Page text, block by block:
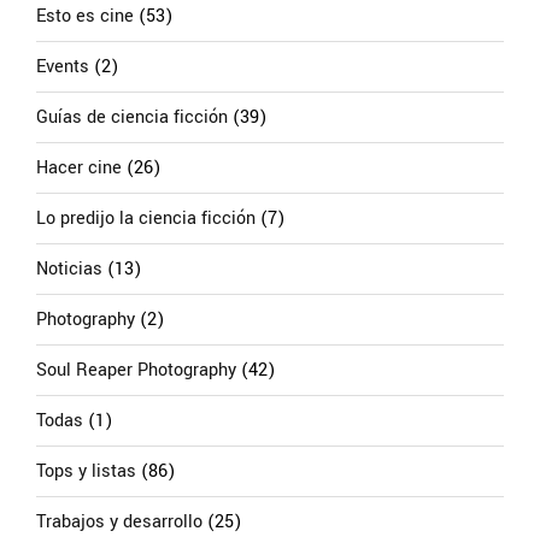
Esto es cine (53)
Events (2)
Guías de ciencia ficción (39)
Hacer cine (26)
Lo predijo la ciencia ficción (7)
Noticias (13)
Photography (2)
Soul Reaper Photography (42)
Todas (1)
Tops y listas (86)
Trabajos y desarrollo (25)